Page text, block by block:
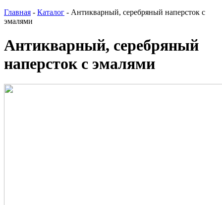
Главная - Каталог - Антикварный, серебряный наперсток с
эмалями
Антикварный, серебряный
наперсток с эмалями